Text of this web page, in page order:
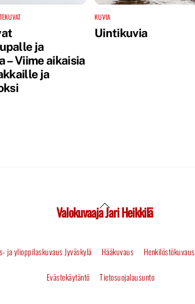
ja
– Viime aikaisia
ja
KUVIA
Uintikuvia
Back
Valokuvaaja Jari Heikkilä
ja ylioppilaskuvaus Jyväskylä Hääkuvaus Henkilöstökuvaus
Evästekäytäntö Tietosuojalausunto